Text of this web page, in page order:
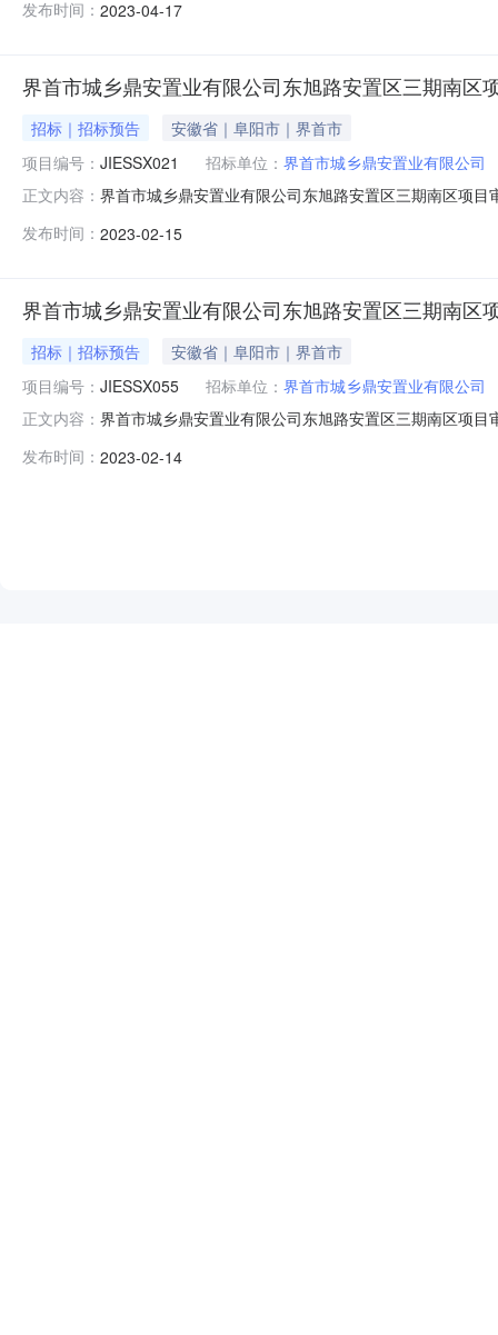
约定开工时间:2023-08-17约定竣工时间:2025-08-17实
发布时间： 2023-04-17
界首市城乡鼎安置业有限公司东旭路安置区三期南区
招标｜招标预告
安徽省｜阜阳市｜界首市
项目编号： JIESSX021 招标单位： 界首市城乡鼎安置业有限公司
正文内容： 界首市城乡鼎安置业有限公司东旭路安置区三期南区项
4710批复单位：界首市地震办批复状态：批复批复文号
发布时间： 2023-02-15
界首市城乡鼎安置业有限公司东旭路安置区三期南区
招标｜招标预告
安徽省｜阜阳市｜界首市
项目编号： JIESSX055 招标单位： 界首市城乡鼎安置业有限公司
正文内容： 界首市城乡鼎安置业有限公司东旭路安置区三期南区项
业有限公司拟开工：2023拟建成：2025总投（万元）：
发布时间： 2023-02-14